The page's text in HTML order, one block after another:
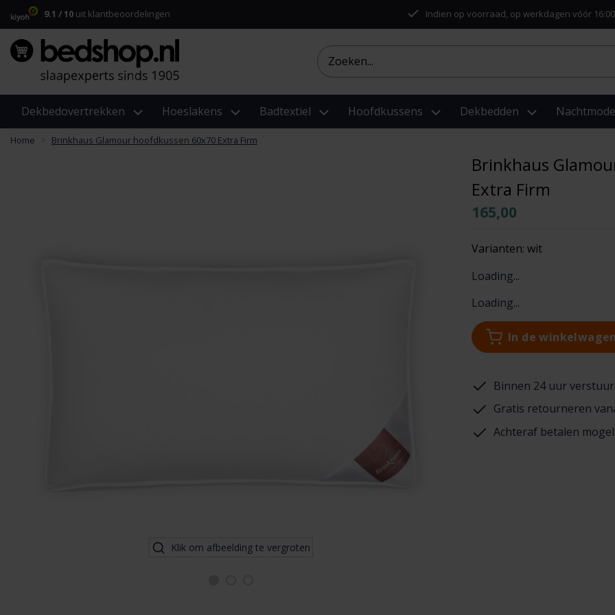
9.1 / 10 uit klantbeoordelingen Indien op voorraad, op werkdagen vóór
Dekbedovertrekken Hoeslakens Badtextiel Hoofdkussens Dekbedden Nachtmode
Home Brinkhaus Glamour hoofdkussen 60x70 Extra Firm
Klik om afbeelding te vergroten
Brinkhaus
Extra Firm
165,00
Varianten: wit
Loading...
Loading...
In de winkelwagen
Binnen 24 uur
Gratis retourneren
Achteraf betalen